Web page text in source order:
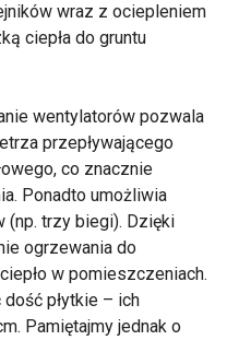
wraz z ociepleniem
ciepła do gruntu
wentylatorów pozwala
przepływającego
co znacznie
Ponadto umożliwia
(np. trzy biegi). Dzięki
ogrzewania do
w pomieszczeniach.
płytkie – ich
Pamiętajmy jednak o